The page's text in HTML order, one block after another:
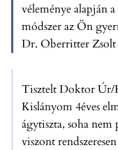
véleménye alapján
módszer az Ön
Dr. Oberritter
Tisztelt Doktor Úr/
Kislányom 4éves
ágytiszta, soha nem
viszont